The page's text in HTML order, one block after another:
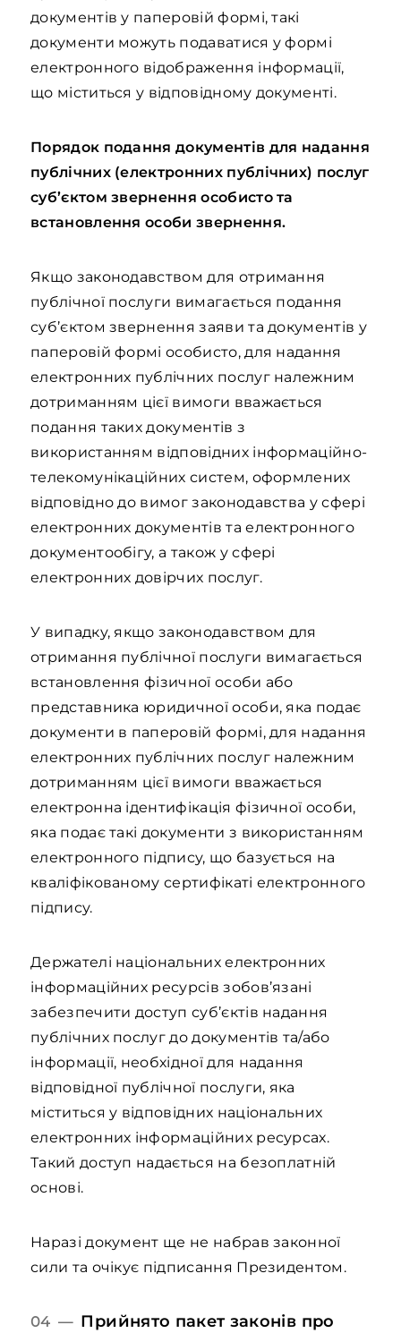
документів у паперовій формі, такі
документи можуть подаватися у формі
електронного відображення інформації,
що міститься у відповідному документі.
Порядок подання документів для надання
публічних (електронних публічних) послуг
суб’єктом звернення особисто та
встановлення особи звернення.
Якщо законодавством для отримання
публічної послуги вимагається подання
суб’єктом звернення заяви та документів у
паперовій формі особисто, для надання
електронних публічних послуг належним
дотриманням цієї вимоги вважається
подання таких документів з
використанням відповідних інформаційно-
телекомунікаційних систем, оформлених
відповідно до вимог законодавства у сфері
електронних документів та електронного
документообігу, а також у сфері
електронних довірчих послуг.
У випадку, якщо законодавством для
отримання публічної послуги вимагається
встановлення фізичної особи або
представника юридичної особи, яка подає
документи в паперовій формі, для надання
електронних публічних послуг належним
дотриманням цієї вимоги вважається
електронна ідентифікація фізичної особи,
яка подає такі документи з використанням
електронного підпису, що базується на
кваліфікованому сертифікаті електронного
підпису.
Держателі національних електронних
інформаційних ресурсів зобов’язані
забезпечити доступ суб’єктів надання
публічних послуг до документів та/або
інформації, необхідної для надання
відповідної публічної послуги, яка
міститься у відповідних національних
електронних інформаційних ресурсах.
Такий доступ надається на безоплатній
основі.
Наразі документ ще не набрав законної
сили та очікує підписання Президентом.
04 — Прийнято пакет законів про